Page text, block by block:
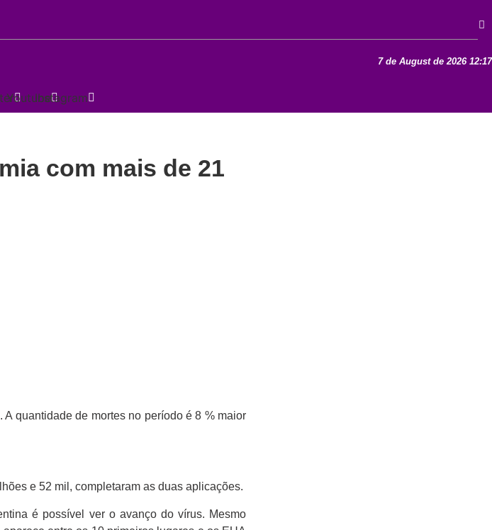
7 de August de 2026 12:17
YoutubeInstagram
com mais de 21
quantidade de mortes no período é 8 % maior
e 52 mil, completaram as duas aplicações.
é possível ver o avanço do vírus. Mesmo